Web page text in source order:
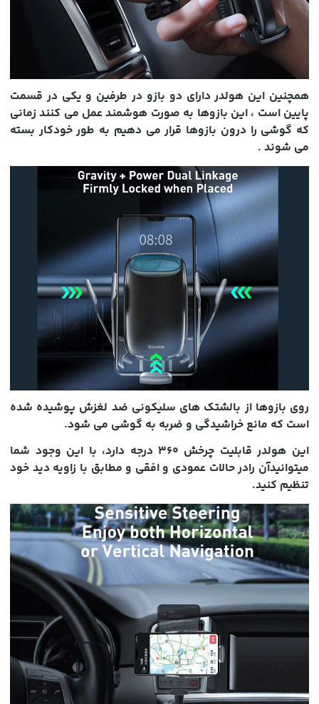
همچنین این هولدر دارای دو بازو در طرفین و یکی در قسمت
پایین است ، این بازوها به صورت هوشمند عمل می کنند زمانی
که گوشی را درون بازوها قرار می دهیم به طور خودکار بسته
می شوند .
روی بازوها از بالشتک های سلیکونی ضد لغزش پوشیده شده
است که مانع خراشیدگی و ضربه به گوشی می شود.
این هولدر قابلیت چرخش 360 درجه دارد، با این وجود شما
میتوانیدآن رادر حالات عمودی و افقی و مطابق با زاویه دید خود
تنظیم کنید.